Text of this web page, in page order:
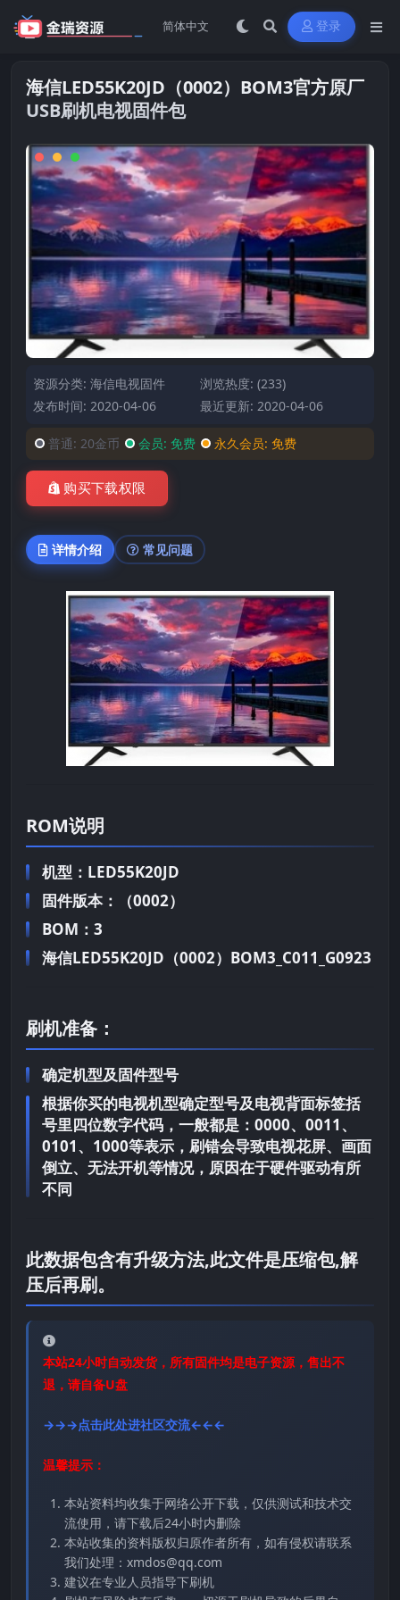
登录
海信LED55K20JD（0002）BOM3官方原厂
USB刷机电视固件包
资源分类: 海信电视固件
浏览热度: (233)
发布时间: 2020-04-06
最近更新: 2020-04-06
普通: 20金币 会员: 免费 永久会员: 免费
购买下载权限
详情介绍 常见问题
ROM说明
机型：LED55K20JD
固件版本：（0002）
BOM：3
海信LED55K20JD（0002）BOM3_C011_G0923
刷机准备：
确定机型及固件型号
根据你买的电视机型确定型号及电视背面标签括
号里四位数字代码，一般都是：0000、0011、
0101、1000等表示，刷错会导致电视花屏、画面
倒立、无法开机等情况，原因在于硬件驱动有所
不同
此数据包含有升级方法,此文件是压缩包,解
压后再刷。
本站24小时自动发货，所有固件均是电子资源，售出不
退，请自备U盘
→→→点击此处进社区交流←←←
温馨提示：
本站资料均收集于网络公开下载，仅供测试和技术交
流使用，请下载后24小时内删除
本站收集的资料版权归原作者所有，如有侵权请联系
我们处理：xmdos@qq.com
建议在专业人员指导下刷机